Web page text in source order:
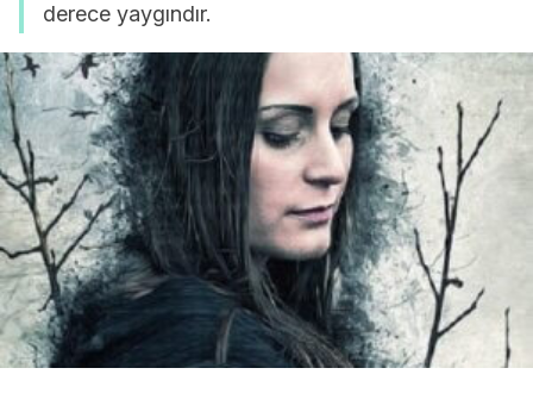
derece yaygındır.